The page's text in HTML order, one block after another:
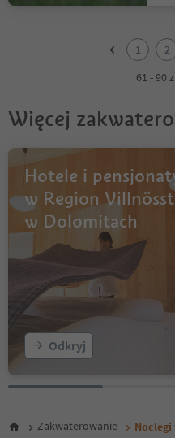
1 2
61 - 90
Więcej
Hotele i
w Region
w Dolomitach
Odkryj
Zakwaterowanie